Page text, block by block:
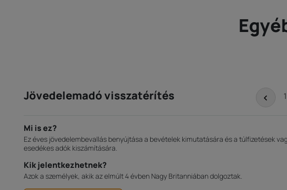
Jövedelemadó visszatérítés <
Mi is ez?
Ez éves jövedelembevallás benyújtása a bevételek kimutatására és a túlfizetések
esedékes adók kiszámítására.
Kik jelentkezhetnek?
Azok a személyek, akik az elmúlt 4 évben Nagy Britanniában dolgoztak.